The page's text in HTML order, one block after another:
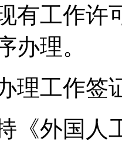
有工作许
办理。
理工作签
《外国人